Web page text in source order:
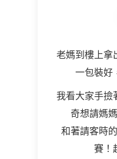
老媽到樓上拿
一包裝好
我看大家手撿
奇想請媽
和著請客時
賽！